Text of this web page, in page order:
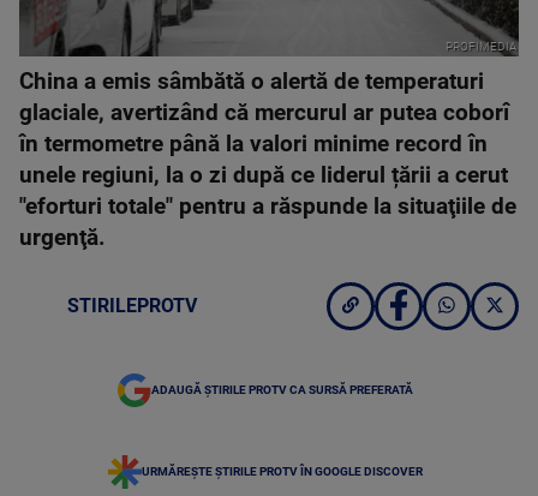
PROFIMEDIA
China a emis sâmbătă o alertă de temperaturi
glaciale, avertizând că mercurul ar putea coborî
în termometre până la valori minime record în
unele regiuni, la o zi după ce liderul țării a cerut
"eforturi totale" pentru a răspunde la situaţiile de
urgenţă.
STIRILEPROTV
ADAUGĂ ȘTIRILE PROTV CA SURSĂ PREFERATĂ
URMĂREȘTE ȘTIRILE PROTV ÎN GOOGLE DISCOVER